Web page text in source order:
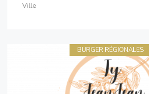
Ville
BURGER RÉGIONALES